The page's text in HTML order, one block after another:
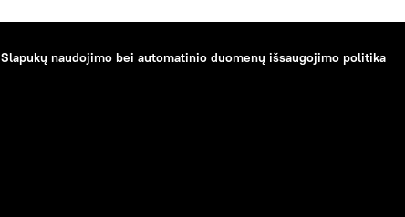
Slapukų naudojimo bei automatinio duomenų išsaugojimo politika